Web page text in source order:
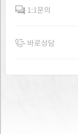
1:1문의
바로상담